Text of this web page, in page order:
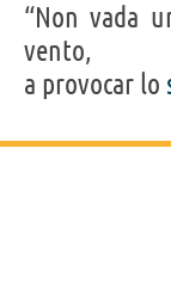
“Non vada
vento,
a provocar lo